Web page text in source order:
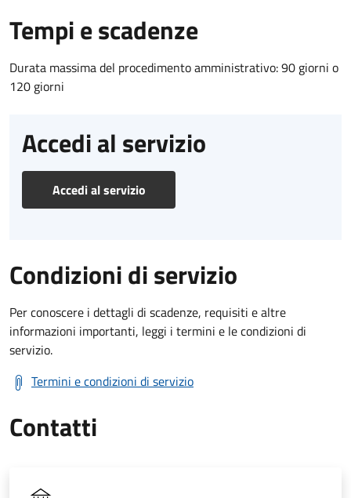
Tempi e scadenze
Durata massima del procedimento amministrativo: 90 giorni o
120 giorni
Accedi al servizio
Accedi al servizio
Condizioni di servizio
Per conoscere i dettagli di scadenze, requisiti e altre
informazioni importanti, leggi i termini e le condizioni di
servizio.
Termini e condizioni di servizio
Contatti